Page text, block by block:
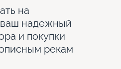
на
ваш надежный
и покупки
рекам